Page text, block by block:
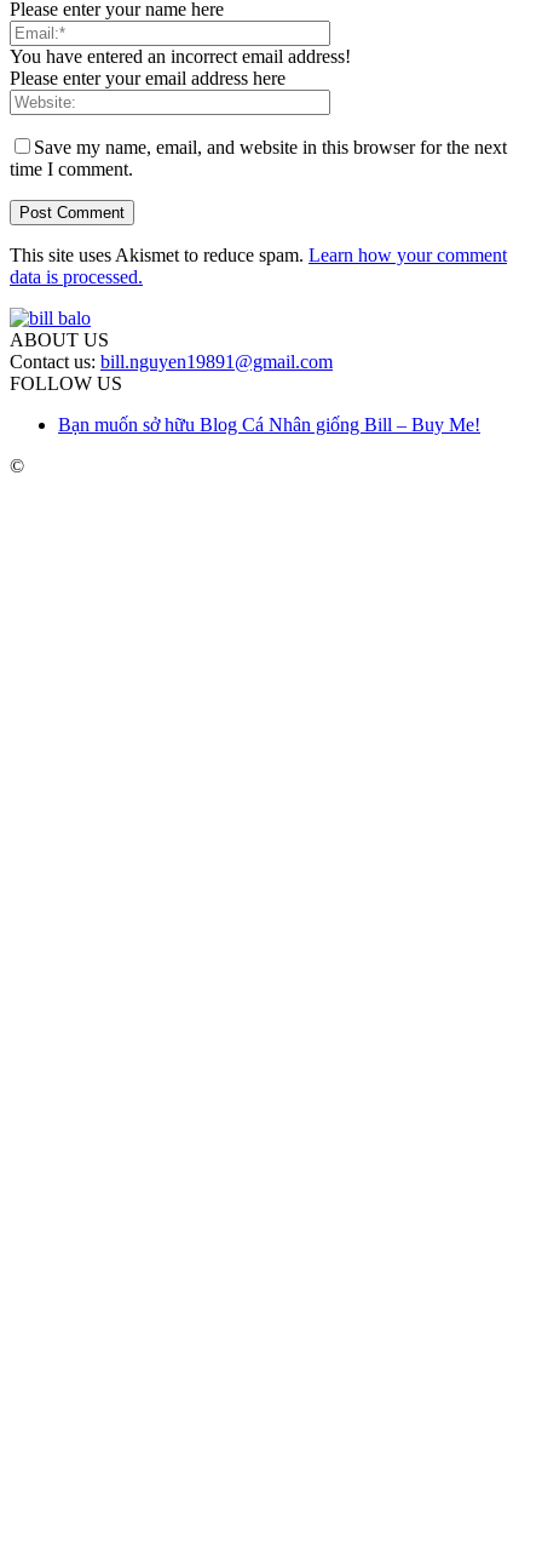
Please enter your name here
You have entered an incorrect email address!
Please enter your email address here
Save my name, email, and website in this browser for the next
time I comment.
This site uses Akismet to reduce spam. Learn how your comment
data is processed.
ABOUT US
Contact us: bill.nguyen19891@gmail.com
FOLLOW US
Bạn muốn sở hữu Blog Cá Nhân giống Bill – Buy Me!
©